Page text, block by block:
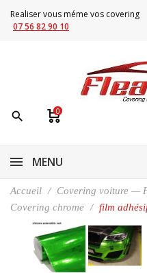
Realiser vous méme vos covering
07 56 82 90 10
search 0
MENU
Accueil
Covering voiture —
Covering chrome
film